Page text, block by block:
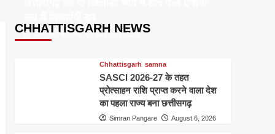
CHHATTISGARH NEWS
Simran Pangare August 6, 2026
Chhattisgarh samna
SASCI 2026-27 के तहत
प्रोत्साहन राशि प्राप्त करने वाला देश
का पहला राज्य बना छत्तीसगढ़
Simran Pangare August 6, 2026